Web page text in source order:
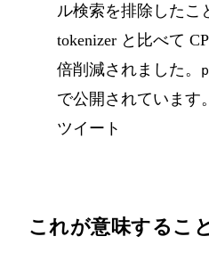
ル検索を排除したこ
tokenizer と比べて
倍削減されました。
で公開されています。
ツイート
これが意味するこ